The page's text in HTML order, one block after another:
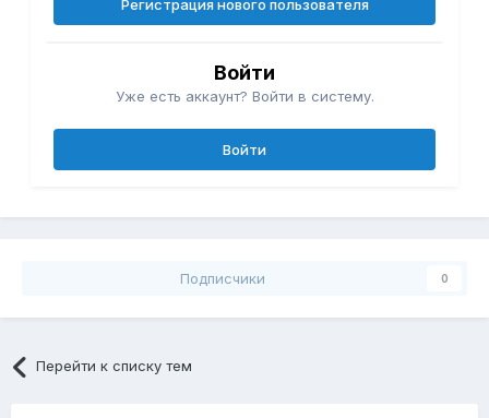
Регистрация нового пользователя
Войти
Уже есть аккаунт? Войти в систему.
Войти
Подписчики 0
Перейти к списку тем